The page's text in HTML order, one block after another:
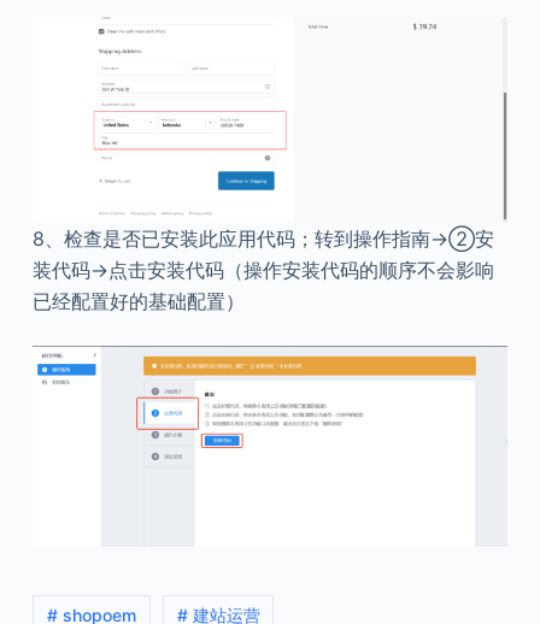
8、检查是否已安装此应用代码；转到操作指南→②安
装代码→点击安装代码（操作安装代码的顺序不会影响
已经配置好的基础配置）
# shopoem # 建站运营